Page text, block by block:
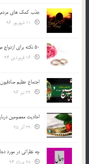
جذب کمک های مردمی
50 نکته برای ازدواج موفق
اجتماع عظیم
احادیث معصومین
چه نظراتی در مورد